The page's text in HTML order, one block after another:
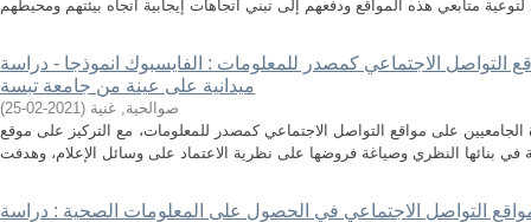
التواصل الاجتماعي كمصدر للمعلومات : الفايسبوك انموذجا - دراسة
ميدانية على عينة من جامعة تبسة
صوالحية, غنية (
2021-02-25
)
الجامعيين على مواقع التواصل الاجتماعي كمصدر للمعلومات، مع التركيز على موقع
مواقع التواصل الاجتماعي في الحصول على المعلومات الصحية : دراسة